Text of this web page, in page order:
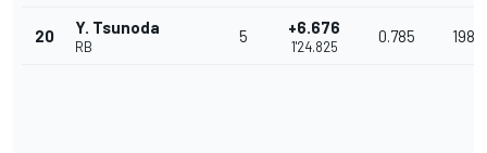
20 Y. Tsunoda
RB
5 +6.676
1'24.825
0.785